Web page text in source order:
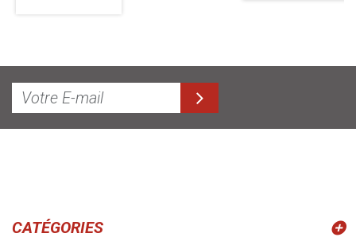
CATÉGORIES